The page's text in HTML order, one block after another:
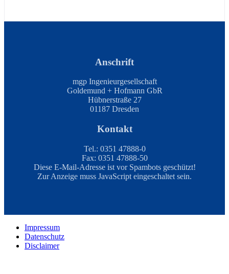
Anschrift
mgp Ingenieurgesellschaft
Goldemund + Hofmann GbR
Hübnerstraße 27
01187 Dresden
Kontakt
Tel.: 0351 47888-0
Fax: 0351 47888-50
Diese E-Mail-Adresse ist vor Spambots geschützt!
Zur Anzeige muss JavaScript eingeschaltet sein.
Impressum
Datenschutz
Disclaimer